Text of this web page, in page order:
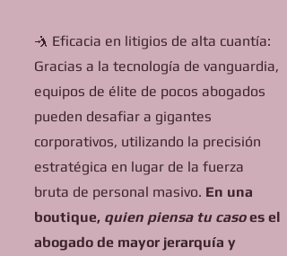
🤺 Eficacia en litigios de alta cuantía:
Gracias a la tecnología de vanguardia,
equipos de élite de pocos abogados
pueden desafiar a gigantes
corporativos, utilizando la precisión
estratégica en lugar de la fuerza
bruta de personal masivo. En una
boutique, quien piensa tu casoes el
abogado de mayor jerarquía y